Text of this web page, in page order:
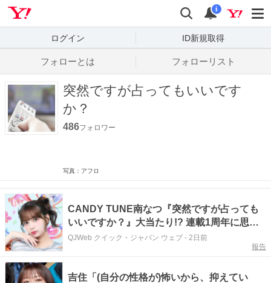
検索
通知
i
ログイン ID新規取得
フォローとは フォローリスト
突然ですが占ってもいいです
か？
486フォロワー
写真：アフロ
CANDY TUNE南なつ『突然ですが占っても
いいですか？』大当たり!? 連載1周年に思う
こと
QJWeb クイック・ジャパン ウェブ - 2日前
報告
吉住「(自分の性格が)怖いから、抑えてい